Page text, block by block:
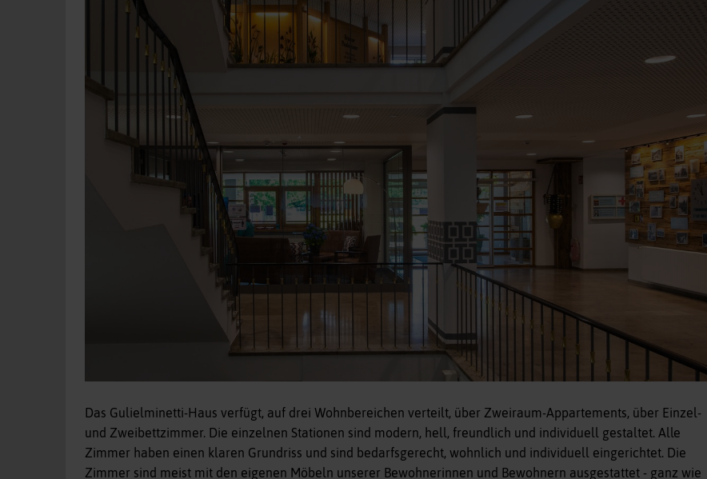
Das Gulielminetti-Haus verfügt, auf drei Wohnbereichen verteilt, über Zweiraum-Appartements, über Einzel-
und Zweibettzimmer. Die einzelnen Stationen sind modern, hell, freundlich und individuell gestaltet. Alle
Zimmer haben einen klaren Grundriss und sind bedarfsgerecht, wohnlich und individuell eingerichtet. Die
Zimmer sind meist mit den eigenen Möbeln unserer Bewohnerinnen und Bewohnern ausgestattet - ganz wie